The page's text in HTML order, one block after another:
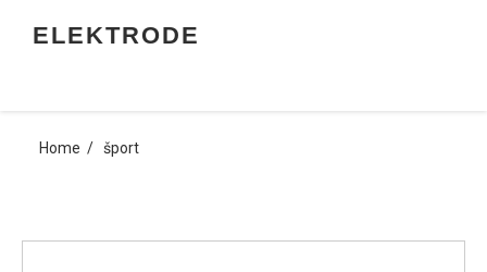
ELEKTRODE
Home šport